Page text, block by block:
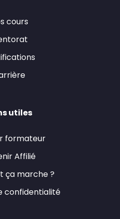
cours
utiles
formateur
Affilié
ça marche ?
confidentialité